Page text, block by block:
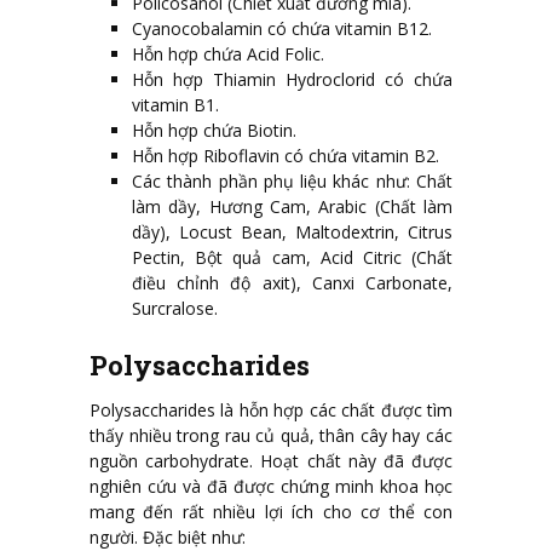
Cyanocobalamin có chứa vitamin B12.
Hỗn hợp chứa Acid Folic.
Hỗn hợp Thiamin Hydroclorid có chứa
vitamin B1.
Hỗn hợp chứa Biotin.
Hỗn hợp Riboflavin có chứa vitamin B2.
Các thành phần phụ liệu khác như: Chất
làm dầy, Hương Cam, Arabic (Chất làm
dầy), Locust Bean, Maltodextrin, Citrus
Pectin, Bột quả cam, Acid Citric (Chất
điều chỉnh độ axit), Canxi Carbonate,
Surcralose.
Polysaccharides
Polysaccharides là hỗn hợp các chất được tìm
thấy nhiều trong rau củ quả, thân cây hay các
nguồn carbohydrate. Hoạt chất này đã được
nghiên cứu và đã được chứng minh khoa học
mang đến rất nhiều lợi ích cho cơ thể con
người. Đặc biệt như: